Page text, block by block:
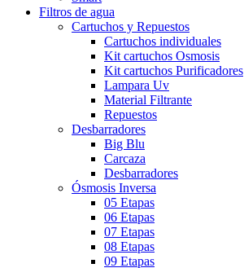
Filtros de agua
Cartuchos y Repuestos
Cartuchos individuales
Kit cartuchos Osmosis
Kit cartuchos Purificadores
Lampara Uv
Material Filtrante
Repuestos
Desbarradores
Big Blu
Carcaza
Desbarradores
Ósmosis Inversa
05 Etapas
06 Etapas
07 Etapas
08 Etapas
09 Etapas